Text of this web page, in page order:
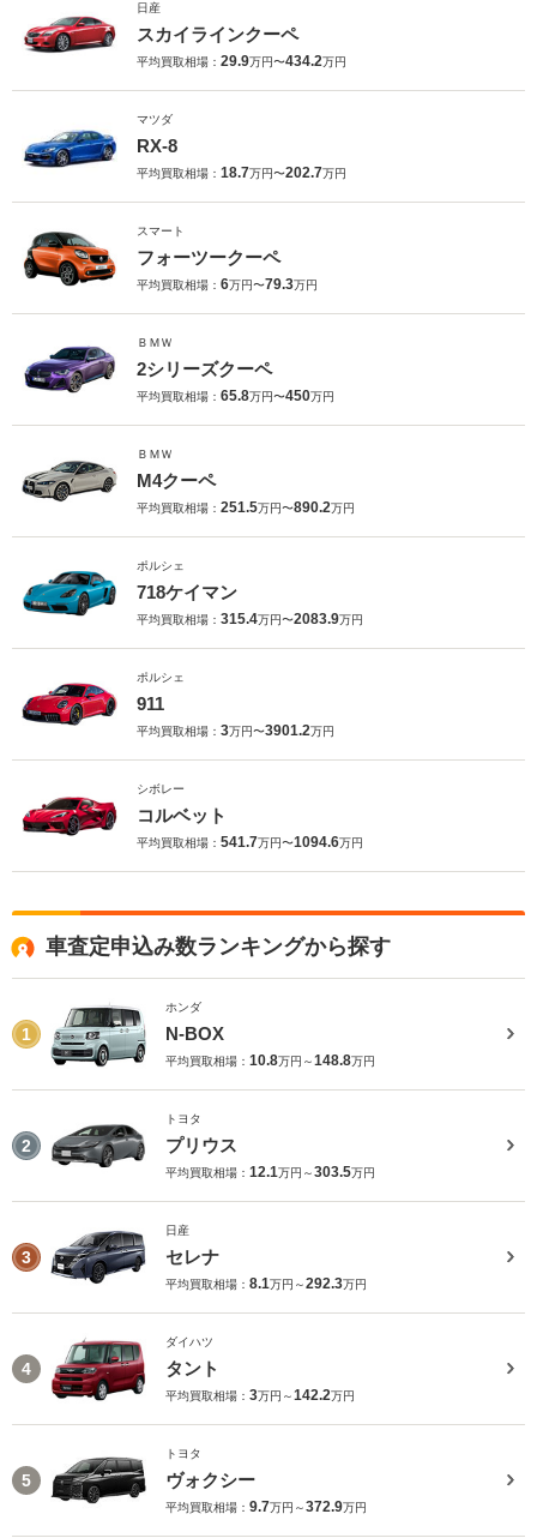
日産
スカイラインクーペ
平均買取相場： 29.9万円〜434.2万円
マツダ
RX-8
平均買取相場： 18.7万円〜202.7万円
スマート
フォーツークーペ
平均買取相場： 6万円〜79.3万円
ＢＭＷ
2シリーズクーペ
平均買取相場： 65.8万円〜450万円
ＢＭＷ
M4クーペ
平均買取相場： 251.5万円〜890.2万円
ポルシェ
718ケイマン
平均買取相場： 315.4万円〜2083.9万円
ポルシェ
911
平均買取相場： 3万円〜3901.2万円
シボレー
コルベット
平均買取相場： 541.7万円〜1094.6万円
車査定申込み数ランキングから探す
1
ホンダ
N-BOX
平均買取相場： 10.8万円～148.8万円
2
トヨタ
プリウス
平均買取相場： 12.1万円～303.5万円
3
日産
セレナ
平均買取相場： 8.1万円～292.3万円
4
ダイハツ
タント
平均買取相場： 3万円～142.2万円
5
トヨタ
ヴォクシー
平均買取相場： 9.7万円～372.9万円